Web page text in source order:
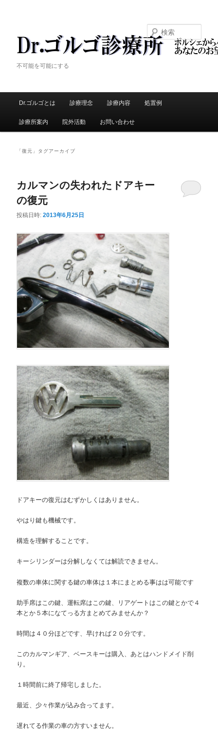
Dr.ゴルゴ診療所
不可能を可能にする
メ
イ
ン
ツ
移
動
サ
ブ
テ
へ
動
Dr.ゴルゴとは 診療理念 診療内容 処置例
診療所案内 院外活動 お問い合わせ
「復元 」タグアーカイブ
カルマンの失われたドアキー
の復元
投稿日時:2013年6月25日
ドアキーの復元はむずかしくはありません。
やはり鍵も機械です。
構造を理解することです。
キーシリンダーは分解しなくては解読できません。
複数の車体に関する鍵の車体は１本にまとめる事はは可能です
助手席はこの鍵、運転席はこの鍵、リアゲートはこの鍵とかで４
本とか５本になてっる方まとめてみませんか？
時間は４０分ほどです、早ければ２０分です。
このカルマンギア、ベースキーは購入、あとはハンドメイド削
り。
１時間前に終了帰宅しました。
最近、少々作業が込み合ってます。
遅れてる作業の車の方すいません。